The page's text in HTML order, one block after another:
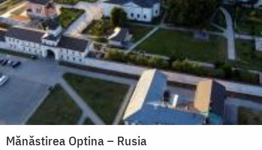
Mănăstirea Optina – Rusia